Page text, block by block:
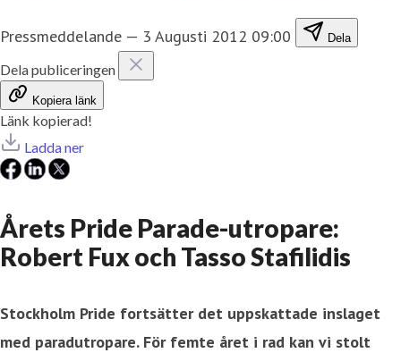
Pressmeddelande — 3 Augusti 2012 09:00 Dela
Dela publiceringen
Kopiera länk
Länk kopierad!
Ladda ner
Årets Pride Parade-utropare:
Robert Fux och Tasso Stafilidis
Stockholm Pride fortsätter det uppskattade inslaget
med paradutropare. För femte året i rad kan vi stolt